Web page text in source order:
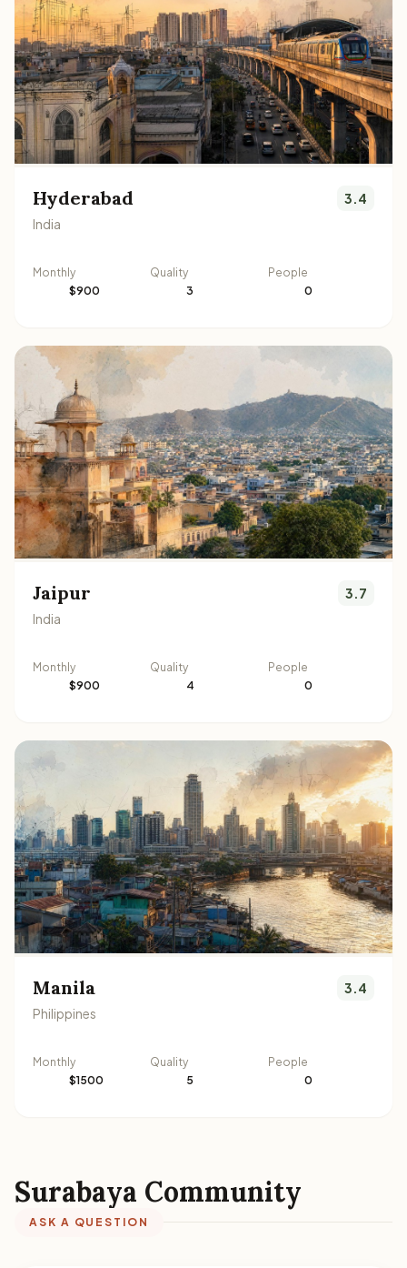
Hyderabad
India
3.4
Monthly
$900
Quality
3
People
0
Jaipur
India
3.7
Monthly
$900
Quality
4
People
0
Manila
Philippines
3.4
Monthly
$1500
Quality
5
People
0
Surabaya Community
ASK A QUESTION